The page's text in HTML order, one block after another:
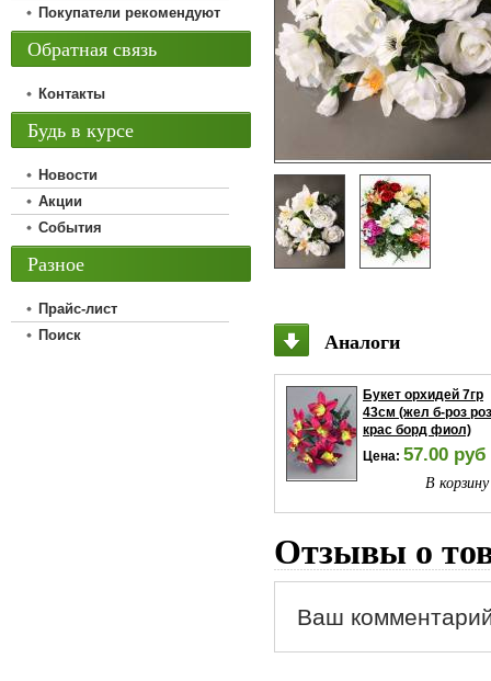
Аналоги
Букет орхидей 7гр
43см (жел б-роз роз
крас борд фиол)
Цена: 57.00 руб
В
Отзывы о
Ваш
Покупатели рекомендуют
Обратная связь
Контакты
Будь в курсе
Новости
Акции
События
Разное
Прайс-лист
Поиск